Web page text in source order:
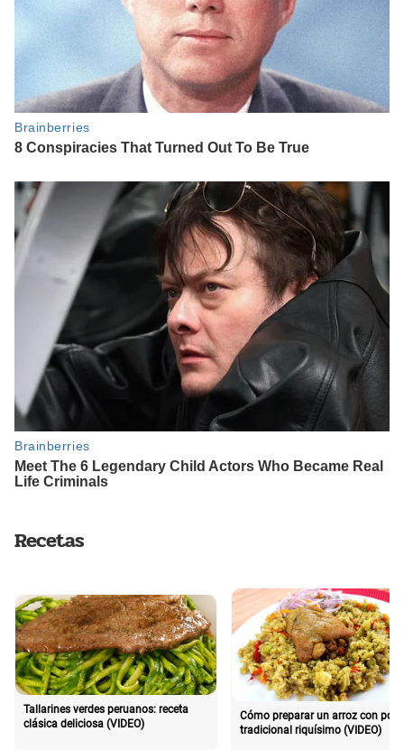
Recetas
Tallarines verdes peruanos: receta
clásica deliciosa (VIDEO)
Cómo preparar un arroz con pollo
tradicional riquísimo (VIDEO)